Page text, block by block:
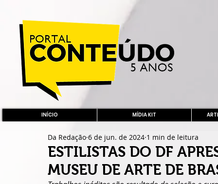
INÍCIO MÍDIA KIT
ESTILISTAS DO DF
MUSEU DE ARTE DE
Da Redação 6 de jun. de 2024 1 min de leitura